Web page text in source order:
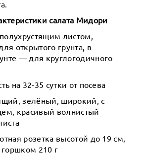
салата Мидори
листом,
открытого грунта, в
— для круглогодичного
на 32-35 сутки от посева
зелёный, широкий, с
красивый волнистый
розетка высотой до 19 см,
горшком 210 г